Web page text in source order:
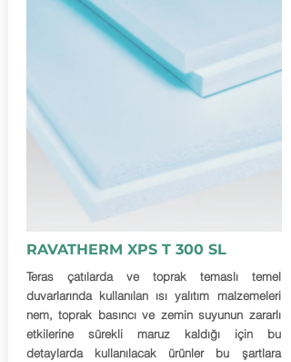
RAVATHERM XPS T 300 SL
Teras çatılarda ve toprak temaslı temel
duvarlarında kullanılan ısı yalıtım malzemeleri
nem, toprak basıncı ve zemin suyunun zararlı
etkilerine sürekli maruz kaldığı için bu
detaylarda kullanılacak ürünler bu şartlara